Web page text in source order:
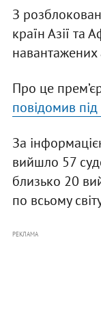
З
країн Азії та
Про це
повідомив
За
вийшло 57
близько 20
по всьому
РЕКЛАМА